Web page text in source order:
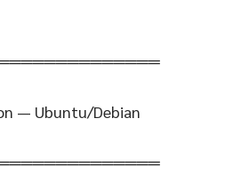
— Ubuntu/Debian